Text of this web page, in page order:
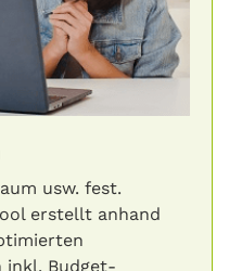
usw. fest.
erstellt anhand
inkl. Budget-